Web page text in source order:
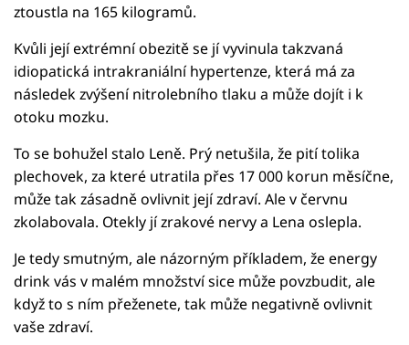
ztoustla na 165 kilogramů.
Kvůli její extrémní obezitě se jí vyvinula takzvaná
idiopatická intrakraniální hypertenze, která má za
následek zvýšení nitrolebního tlaku a může dojít i k
otoku mozku.
To se bohužel stalo Leně. Prý netušila, že pití tolika
plechovek, za které utratila přes 17 000 korun měsíčne,
může tak zásadně ovlivnit její zdraví. Ale v červnu
zkolabovala. Otekly jí zrakové nervy a Lena oslepla.
Je tedy smutným, ale názorným příkladem, že energy
drink vás v malém množství sice může povzbudit, ale
když to s ním přeženete, tak může negativně ovlivnit
vaše zdraví.